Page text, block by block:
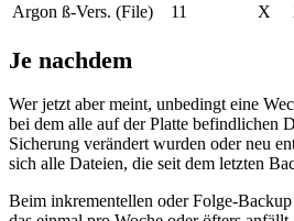
Argon ß-Vers. (File)
11 X
Je nachdem
Wer jetzt aber meint, unbedingt eine
bei dem alle auf der Platte befindlichen
Sicherung verändert wurden oder neu
sich alle Dateien, die seit dem letzten
Beim inkrementellen oder Folge-